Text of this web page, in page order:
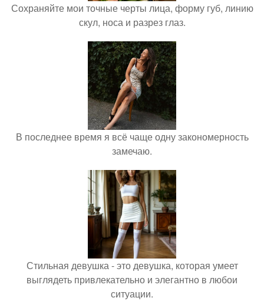
Сохраняйте мои точные черты лица, форму губ, линию
скул, носа и разрез глаз.
В последнее время я всё чаще одну закономерность
замечаю.
Стильная девушка - это девушка, которая умеет
выглядеть привлекательно и элегантно в любои
ситуации.